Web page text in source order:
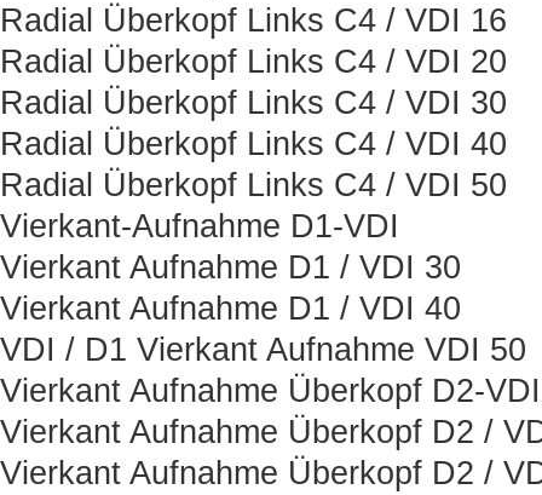
Radial Überkopf Links C4 / VDI 16
Radial Überkopf Links C4 / VDI 20
Radial Überkopf Links C4 / VDI 30
Radial Überkopf Links C4 / VDI 40
Radial Überkopf Links C4 / VDI 50
Vierkant-Aufnahme D1-VDI
Vierkant Aufnahme D1 / VDI 30
Vierkant Aufnahme D1 / VDI 40
VDI / D1 Vierkant Aufnahme VDI 50
Vierkant Aufnahme Überkopf D2-VDI
Vierkant Aufnahme Überkopf D2 /
Vierkant Aufnahme Überkopf D2 /